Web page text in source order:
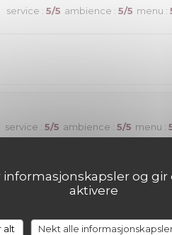
og gir
aktivere
alt Nekt alle
service : 5/5 ambience : 5/5 menu :
service : 5/5 ambience : 5/5 menu :
ambience: